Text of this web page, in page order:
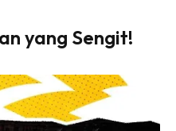
yang Sengit!